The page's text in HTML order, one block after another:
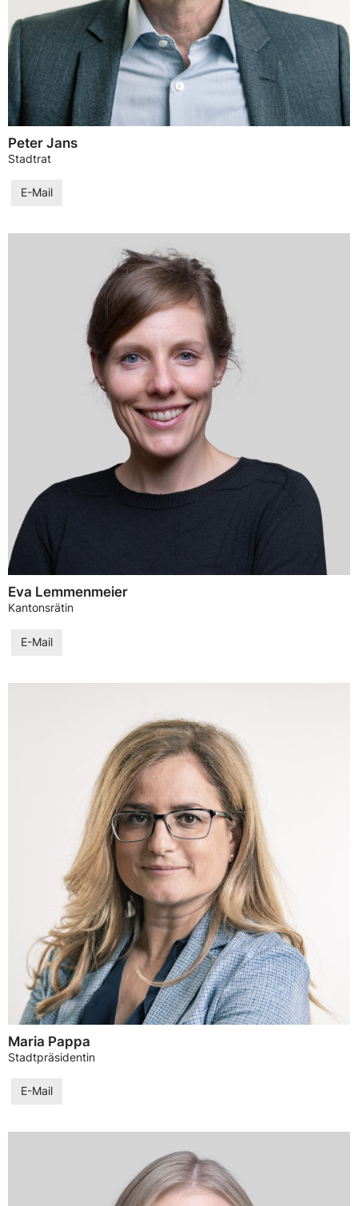
Peter Jans
Stadtrat
E-Mail
Eva Lemmenmeier
Kantonsrätin
E-Mail
Maria Pappa
Stadtpräsidentin
E-Mail